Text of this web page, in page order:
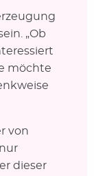
„Ob
möchte
von
dieser